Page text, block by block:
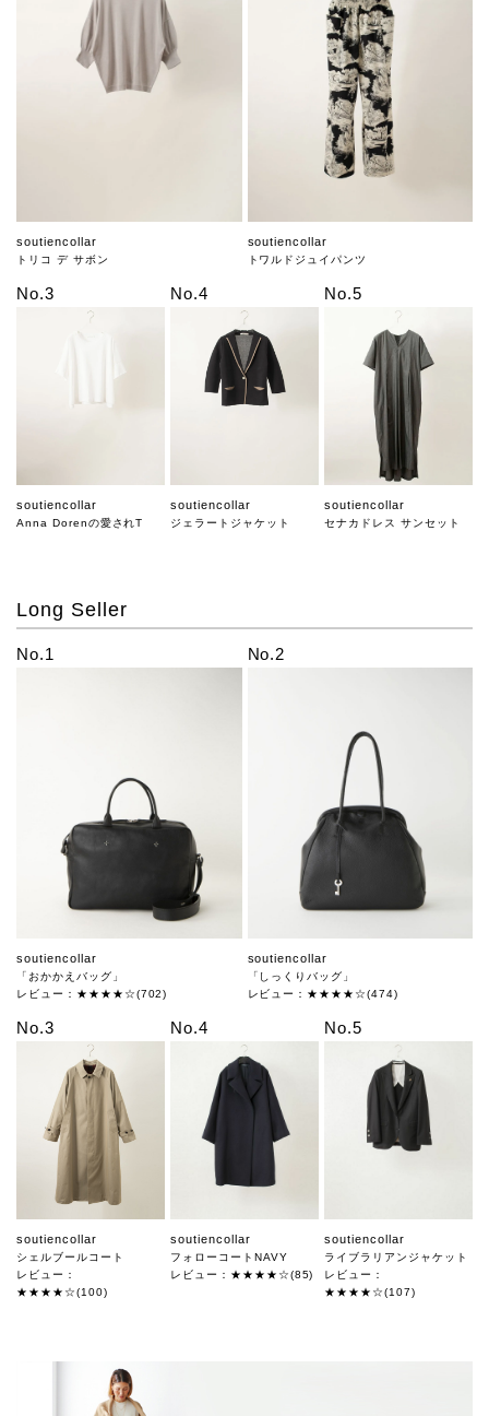
soutiencollar
トリコ デ サボン
soutiencollar
トワルドジュイパンツ
No.3
soutiencollar
Anna Dorenの愛されT
No.4
soutiencollar
ジェラートジャケット
No.5
soutiencollar
セナカドレス サンセット
Long Seller
No.1
soutiencollar
「おかかえバッグ」
レビュー：★★★★☆(702)
No.2
soutiencollar
「しっくりバッグ」
レビュー：★★★★☆(474)
No.3
soutiencollar
シェルブールコート
レビュー：
★★★★☆(100)
No.4
soutiencollar
フォローコートNAVY
レビュー：★★★★☆(85)
No.5
soutiencollar
ライブラリアンジャケット
レビュー：
★★★★☆(107)